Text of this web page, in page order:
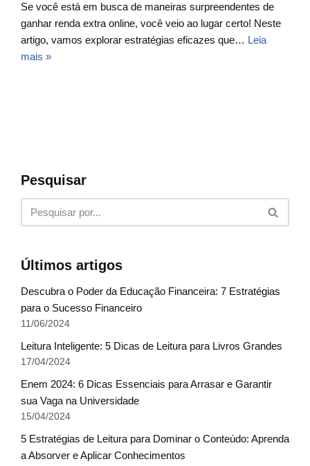
Se você está em busca de maneiras surpreendentes de
ganhar renda extra online, você veio ao lugar certo! Neste
artigo, vamos explorar estratégias eficazes que… Leia
mais »
Pesquisar
Últimos artigos
Descubra o Poder da Educação Financeira: 7 Estratégias
para o Sucesso Financeiro
11/06/2024
Leitura Inteligente: 5 Dicas de Leitura para Livros Grandes
17/04/2024
Enem 2024: 6 Dicas Essenciais para Arrasar e Garantir
sua Vaga na Universidade
15/04/2024
5 Estratégias de Leitura para Dominar o Conteúdo: Aprenda
a Absorver e Aplicar Conhecimentos